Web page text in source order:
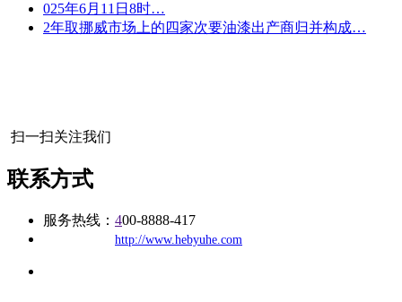
025年6月11日8时…
2年取挪威市场上的四家次要油漆出产商归并构成…
扫一扫关注我们
联系方式
服务热线： 400-8888-417
http://www.hebyuhe.com